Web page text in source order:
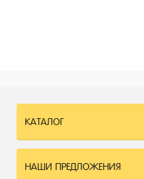
КАТАЛОГ
НАШИ ПРЕДЛОЖЕНИЯ